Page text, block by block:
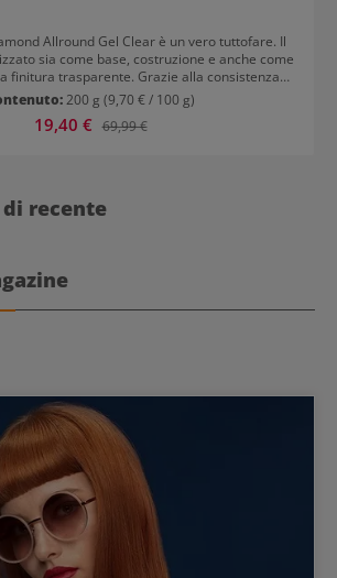
Allround Gel Clear è un vero tuttofare. Il
sia come base, costruzione e anche come
finitura trasparente. Grazie alla consistenza
con estrema facilità. È auto-livellante, quindi
Diamond Allround Gel Clear aderisce
200 g (9,70 € / 100 g)
Prezzo di vendita:
19,40 € Prezzo normale:
69,99 €
recente